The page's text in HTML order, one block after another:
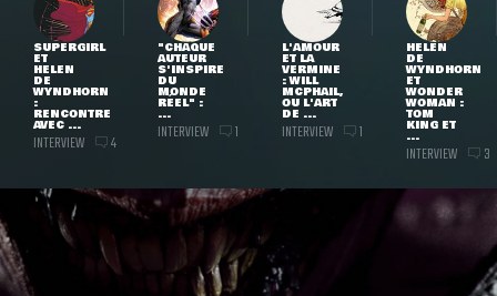
SUPERGIRL
ET
HELEN
DE
WYNDHORN
:
RENCONTRE
AVEC ...
INTERVIEW 4
"CHAQUE
AUTEUR
S'INSPIRE
DU
MONDE
RÉEL" :
...
INTERVIEW 1
L'AMOUR
ET LA
VERMINE
: WILL
MCPHAIL,
OU L'ART
DE ...
INTERVIEW 1
HELEN
DE
WYNDHORN
ET
WONDER
WOMAN :
TOM
KING ET
...
INTERVIEW 3